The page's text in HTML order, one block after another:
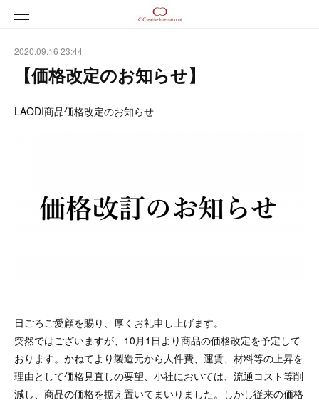
2020.09.16 23:44
【価格改定のお知らせ】
LAODI商品価格改定のお知らせ
日ごろご愛顧を賜り、厚くお礼申し上げます。
突然ではございますが、10月1日より商品の価格改定を予定して
おります。かねてより製造元から人件費、運賃、材料等の上昇を
理由として価格見直しの要望、小社においては、流通コスト等削
減し、商品の価格を据え置いてまいりました。しかし従来の価格